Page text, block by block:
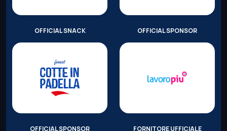
OFFICIAL SNACK OFFICIAL SPONSOR
OFFICIAL SPONSOR FORNITORE UFFICIALE